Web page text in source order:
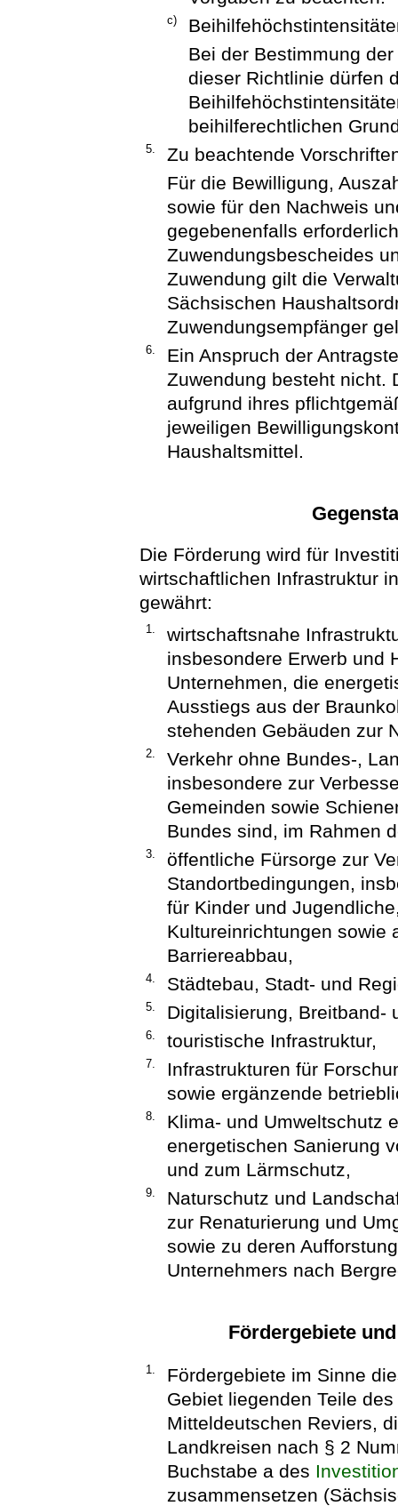
c)
Bei der Bestimmung
dieser Richtlinie dürfen
beihilferechtlichen
5.
Zu beachtende
Für die Bewilligung,
sowie für den Nachweis
gegebenenfalls
Zuwendungsbescheides
Zuwendung gilt die
Sächsischen
Zuwendungsempfänger
6.
Ein Anspruch der
Zuwendung besteht nicht.
aufgrund ihres
jeweiligen
Haushaltsmittel.
Die Förderung wird für
wirtschaftlichen Infrastruktur
gewährt:
1.
wirtschaftsnahe
insbesondere Erwerb und
Unternehmen, die
Ausstiegs aus der
stehenden Gebäuden zur
2.
Verkehr ohne Bundes-,
insbesondere zur
Gemeinden sowie
Bundes sind, im Rahmen
3.
öffentliche Fürsorge zur
Standortbedingungen,
für Kinder und
Kultureinrichtungen sowie
Barriereabbau,
4. Städtebau, Stadt- und
5. Digitalisierung, Breitband-
6. touristische Infrastruktur,
7.
Infrastrukturen für
sowie ergänzende
8.
Klima- und Umweltschutz
energetischen Sanierung
und zum Lärmschutz,
9.
Naturschutz und
zur Renaturierung und
sowie zu deren
Unternehmers nach
Fördergebiete
1.
Fördergebiete im Sinne
Gebiet liegenden Teile
Mitteldeutschen Reviers,
Landkreisen nach § 2
Buchstabe a des
zusammensetzen